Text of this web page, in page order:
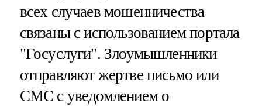
всех случаев мошенничества
связаны с использованием портала
"Госуслуги". Злоумышленники
отправляют жертве письмо или
СМС с уведомлением о